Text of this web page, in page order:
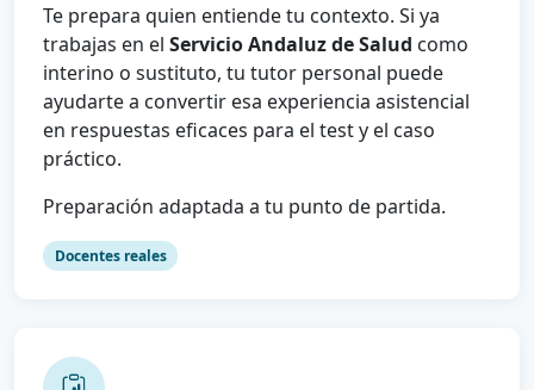
Te prepara quien entiende tu contexto. Si ya
trabajas en el Servicio Andaluz de Salud como
interino o sustituto, tu tutor personal puede
ayudarte a convertir esa experiencia asistencial
en respuestas eficaces para el test y el caso
práctico.
Preparación adaptada a tu punto de partida.
Docentes reales